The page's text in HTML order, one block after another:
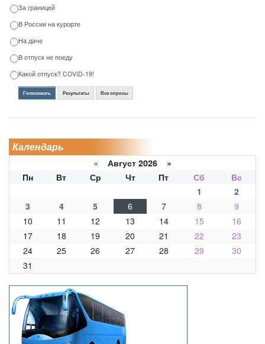
За границей
В России на курорте
На даче
В отпуск не поеду
Какой отпуск? COVID-19!
Голосовать Результаты Все опросы
Календарь
« Август 2026 »
Пн
Вт Ср Чт Пт Сб
Вс
1
2
3
4 5 6 7 8
9
10
11 12 13 14 15
16
17
18 19 20 21 22
23
24
25 26 27 28 29
30
31